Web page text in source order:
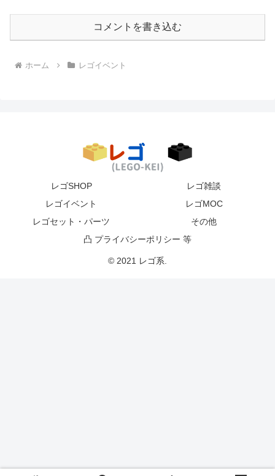
コメントを書き込む
ホーム レゴイベント
レゴSHOP
レゴ雑談
レゴイベント
レゴMOC
レゴセット・パーツ
その他
凸 プライバシーポリシー 等
© 2021 レゴ系.